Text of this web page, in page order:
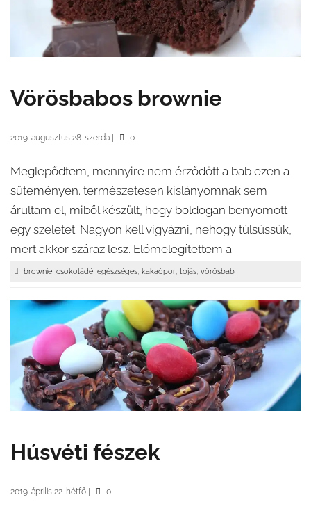
Vörösbabos brownie
2019. augusztus 28. szerda 0
Meglepődtem, mennyire nem érződött a bab ezen a
süteményen. természetesen kislányomnak sem
árultam el, miből készült, hogy boldogan benyomott
egy szeletet. Nagyon kell vigyázni, nehogy túlsüssük,
mert akkor száraz lesz. Előmelegítettem a...
brownie, csokoládé, egészséges, kakaópor, tojás, vörösbab
Húsvéti fészek
2019. április 22. hétfő 0